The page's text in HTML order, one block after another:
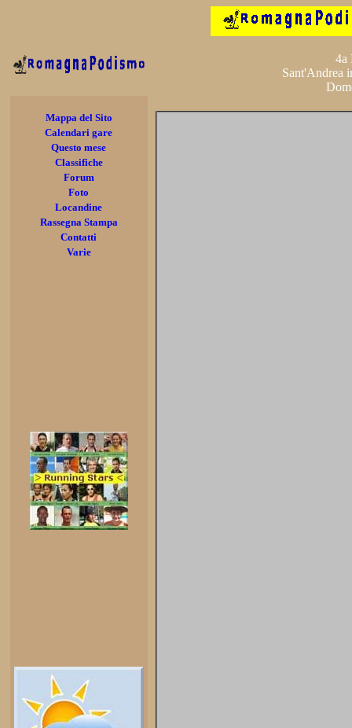
4a
Sant'Andrea
Mappa del Sito
Calendari gare
Questo mese
Classifiche
Forum
Foto
Locandine
Rassegna Stampa
Contatti
Varie